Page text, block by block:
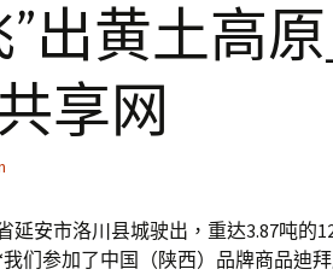
出黄土高
享网
延安市洛川县城驶出，重达3.87吨的
们参加了中国（陕西）品牌商品迪